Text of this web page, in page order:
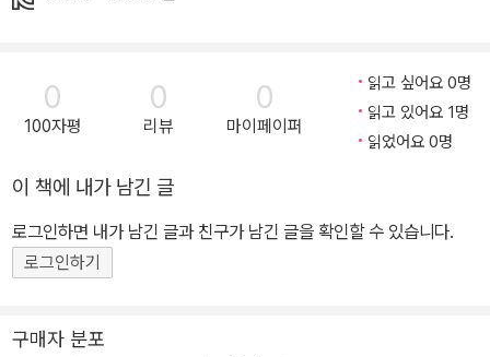
0
100자평
0
리뷰
0
마이페이퍼
읽고 싶어요 0명
읽고 있어요 1명
읽었어요 0명
이 책에 내가 남긴 글
로그인하면 내가 남긴 글과 친구가 남긴 글을 확인할 수 있습니다.
로그인하기
구매자 분포